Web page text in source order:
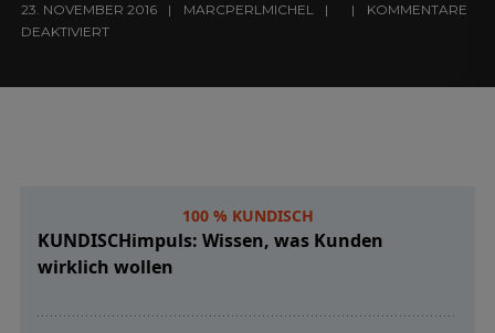
23. NOVEMBER 2016 MARCPERLMICHEL
KOMMENTARE
DEAKTIVIERT